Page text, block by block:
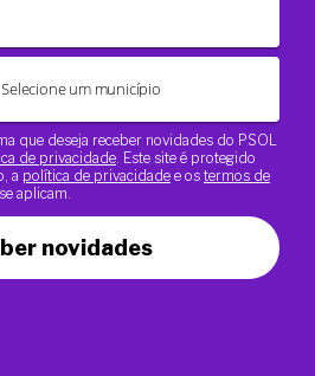
que deseja receber novidades do PSOL
de privacidade . Este site é protegido
a política de privacidade e os termos de
aplicam.
novidades